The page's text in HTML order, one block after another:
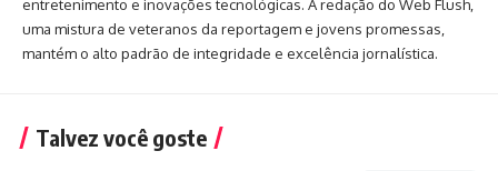
entretenimento e inovações tecnológicas. A redação do Web Flush,
uma mistura de veteranos da reportagem e jovens promessas,
mantém o alto padrão de integridade e excelência jornalística.
Talvez você goste